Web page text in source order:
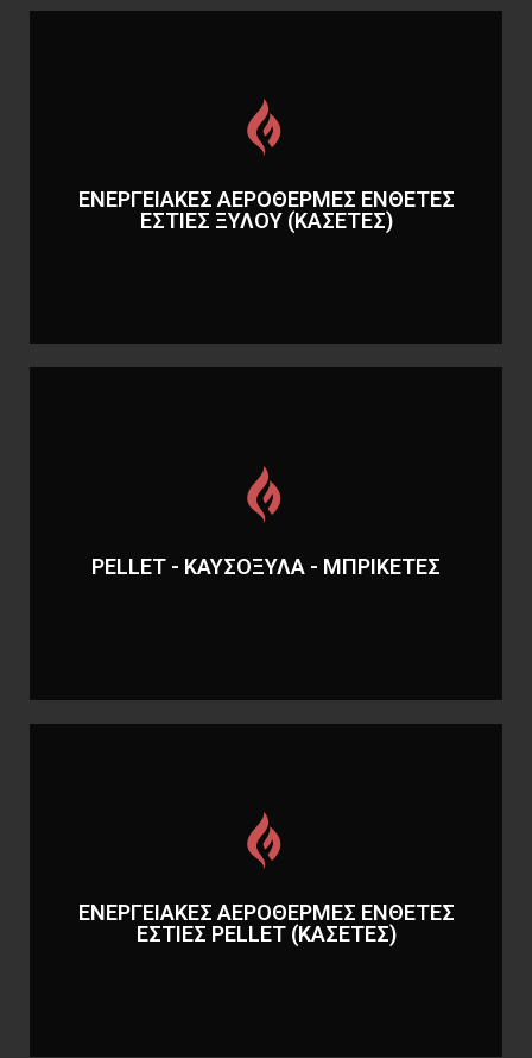
ΕΝΕΡΓΕΙΑΚΕΣ ΑΕΡΟΘΕΡΜΕΣ ΕΝΘΕΤΕΣ
ΕΣΤΙΕΣ ΞΥΛΟΥ (ΚΑΣΕΤΕΣ)
ΕΝΕΡΓΕΙΑΚΕΣ ΑΕΡΟΘΕΡΜΕΣ
ΕΝΘΕΤΕΣ ΕΣΤΙΕΣ ΞΥΛΟΥ
(ΚΑΣΕΤΕΣ)
Περισσότερα
PELLET - ΚΑΥΣΟΞΥΛΑ - ΜΠΡΙΚΕΤΕΣ
PELLET - ΚΑΥΣΟΞΥΛΑ -
ΜΠΡΙΚΕΤΕΣ
Περισσότερα
ΕΝΕΡΓΕΙΑΚΕΣ ΑΕΡΟΘΕΡΜΕΣ ΕΝΘΕΤΕΣ
ΕΣΤΙΕΣ PELLET (ΚΑΣΕΤΕΣ)
ΕΝΕΡΓΕΙΑΚΕΣ ΑΕΡΟΘΕΡΜΕΣ
ΕΝΘΕΤΕΣ ΕΣΤΙΕΣ PELLET
(ΚΑΣΕΤΕΣ)
Περισσότερα